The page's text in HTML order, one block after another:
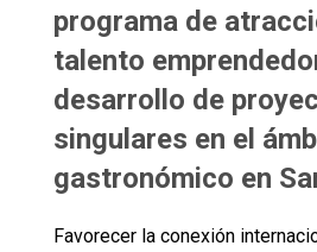
programa de
talento
desarrollo de
singulares en el
gastronómico en
Favorecer la conexión